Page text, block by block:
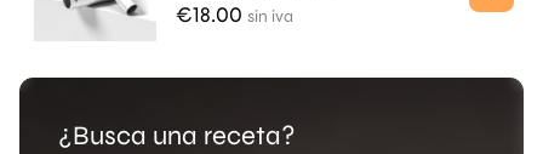
€18.00 sin iva
¿Busca una receta?